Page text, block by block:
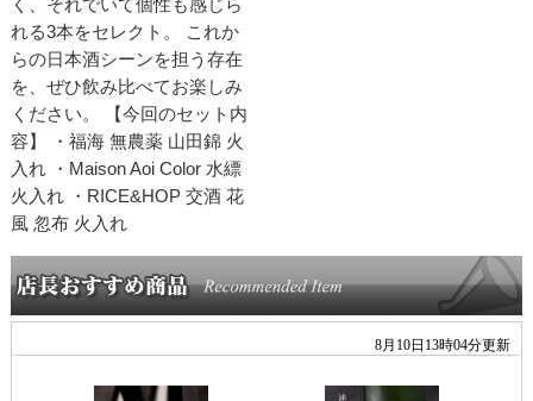
く、それでいて個性も感じら
れる3本をセレクト。 これか
らの日本酒シーンを担う存在
を、ぜひ飲み比べてお楽しみ
ください。 【今回のセット内
容】 ・福海 無農薬 山田錦 火
入れ ・Maison Aoi Color 水縹
火入れ ・RICE&HOP 交酒 花
風 忽布 火入れ